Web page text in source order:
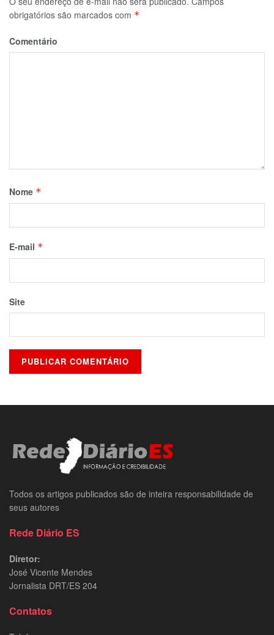
obrigatórios são marcados com *
Comentário
Nome *
E-mail *
Site
Todos os artigos publicados são de inteira responsabilidade de
seus autores
Rede Diário ES
Diretor:
José Vicente Mendes
Jornalista DRT/ES 204
Contatos